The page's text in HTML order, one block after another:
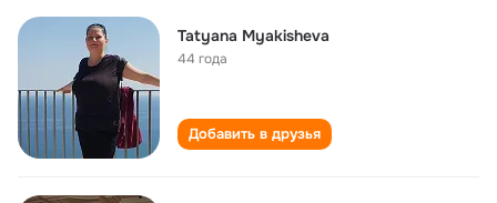
Tatyana Myakisheva
44 года
Добавить в друзья